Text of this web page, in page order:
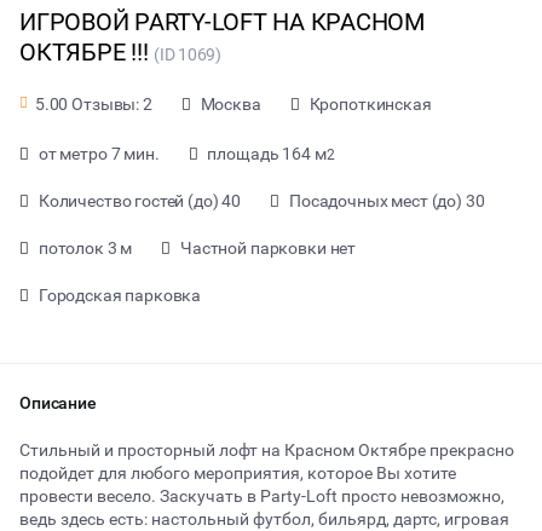
ИГРОВОЙ PARTY-LOFT НА КРАСНОМ
ОКТЯБРЕ !!! (ID 1069)
5.00 Отзывы: 2 Москва Кропоткинская
от метро 7 мин. площадь 164 м2
Количество гостей (до) 40 Посадочных мест (до) 30
потолок 3 м Частной парковки нет
Городская парковка
Описание
Стильный и просторный лофт на Красном Октябре прекрасно
подойдет для любого мероприятия, которое Вы хотите
провести весело. Заскучать в Party-Loft просто невозможно,
ведь здесь есть: настольный футбол, бильярд, дартс, игровая
от 2000 ₽ за час
Тип мероприятия